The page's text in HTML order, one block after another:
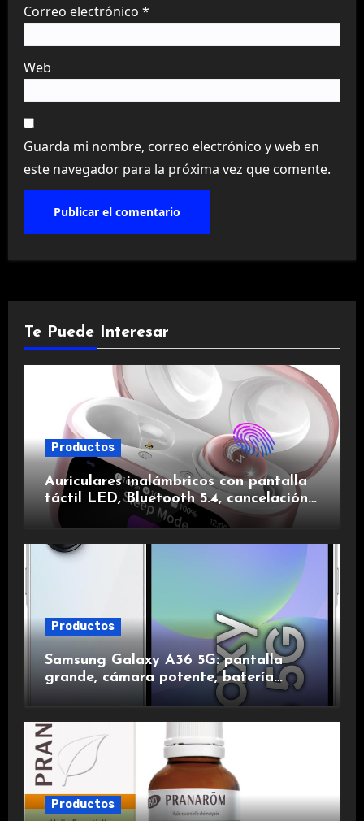
Correo electrónico *
Web
Guarda mi nombre, correo electrónico y web en
este navegador para la próxima vez que comente.
Te Puede Interesar
Productos
Auriculares inalámbricos con pantalla
táctil LED, Bluetooth 5.4, cancelación
de ruido, impermeables y de larga
Productos
Samsung Galaxy A36 5G: pantalla
grande, cámara potente, batería
duradera y carga rápida para una
experiencia premium.
Productos